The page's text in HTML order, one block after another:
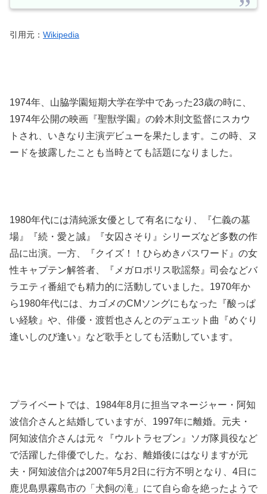
引用元： Wikipedia
1974年、山脇学園短期大学在学中であった23歳の時に、
1974年公開の映画『聖獣学園』の鈴木則文監督にスカウ
トされ、いきなり主演デビューを果たします。この時、ヌ
ードを披露したことも当時とても話題になりました。
1980年代には清純派女優として有名になり、『仁義の墓
場』『続・愛と誠』『女囚さそり』シリーズなど多数の作
品に出演。一方、『クイズ！！ひらめきパスワード』の女
性キャプテン解答者、『メガロポリス歌謡祭』司会などバ
ラエティ番組でも精力的に活動していました。1970年か
ら1980年代には、カゴメのCMソングにもなった『酸っぱ
い経験』や、俳優・渡哲也さんとのデュエット曲『めぐり
逢いしのび逢い』など歌手としても活動しています。
プライベートでは、1984年8月に担当マネージャー・阿知
波信介さんと結婚していますが、1997年に離婚。元夫・
阿知波信介さんは元々『ウルトラセブン』ソガ隊員役など
で活躍した俳優でした。なお、離婚後にはなりますが元
夫・阿知波信介は2007年5月2日に行方不明となり、4日に
鹿児島県霧島市の「犬飼の滝」にて自ら命を絶ったようで